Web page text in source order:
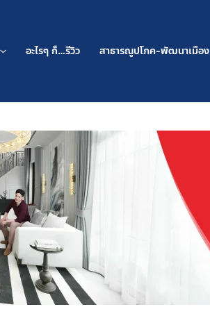
อะไรๆ ก็…รีวิว สาธารณูปโภค-พัฒนาเมือง